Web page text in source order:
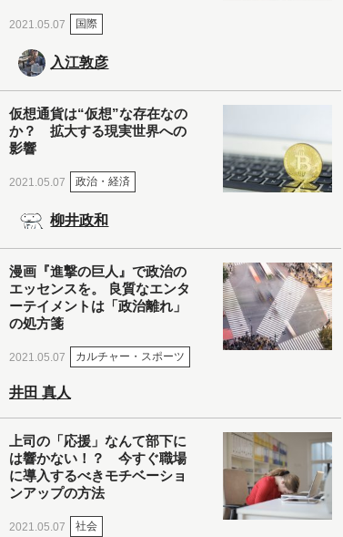
2021.05.07 国際
入江敦彦
仮想通貨は“仮想”な存在なの
か？ 拡大する現実世界への
影響
2021.05.07 政治・経済
柳井政和
漫画『進撃の巨人』で政治の
エッセンスを。 良質なエンタ
ーテイメントは「政治離れ」
の処方箋
2021.05.07 カルチャー・スポーツ
井田 真人
上司の「応援」なんて部下に
は響かない！？ 今すぐ職場
に導入するべきモチベーショ
ンアップの方法
2021.05.07 社会